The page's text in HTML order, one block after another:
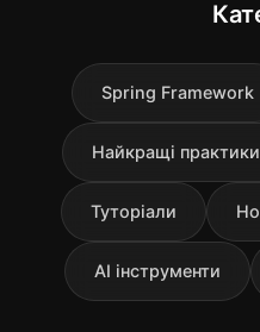
Spring Framework
Найкращі практики
Туторіали
AI інструменти